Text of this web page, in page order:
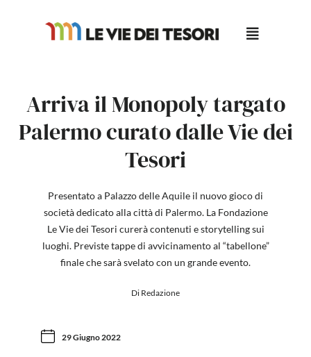
Arriva il Monopoly targato
Palermo curato dalle Vie dei
Tesori
Presentato a Palazzo delle Aquile il nuovo gioco di
società dedicato alla città di Palermo. La Fondazione
Le Vie dei Tesori curerà contenuti e storytelling sui
luoghi. Previste tappe di avvicinamento al “tabellone”
finale che sarà svelato con un grande evento.
Di Redazione
29 Giugno 2022